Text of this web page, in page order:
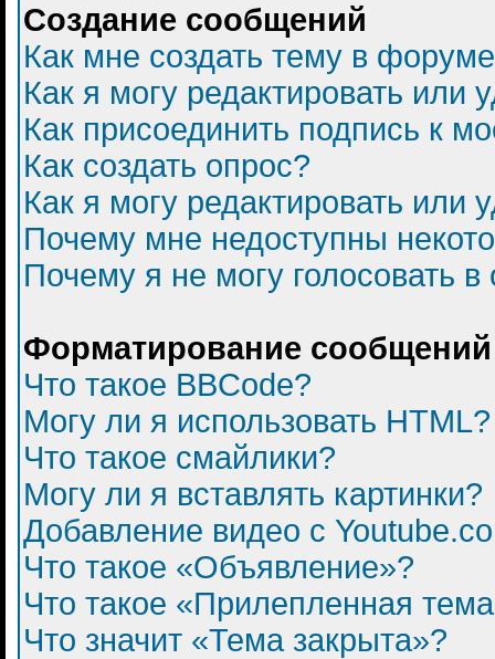
Создание сообщений
Как мне создать тему в
Как я могу редактировать или
Как присоединить подпись к
Как создать опрос?
Как я могу редактировать или
Почему мне недоступны
Почему я не могу голосовать в
Форматирование
Что такое BBCode?
Могу ли я использовать HTML?
Что такое смайлики?
Могу ли я вставлять картинки?
Добавление видео с
Что такое «Объявление»?
Что такое «Прилепленная
Что значит «Тема закрыта»?